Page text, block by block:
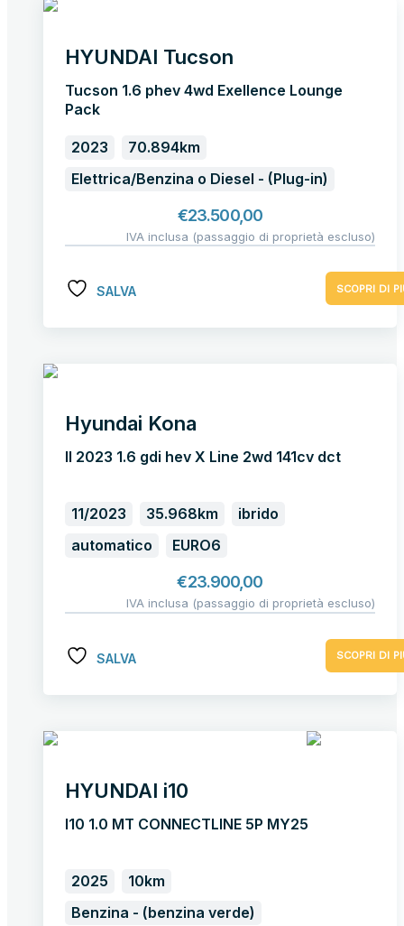
HYUNDAI Tucson
Tucson 1.6 phev 4wd Exellence Lounge
Pack
2023
70.894km
Elettrica/Benzina o Diesel - (Plug-in)
€23.500,00
IVA inclusa (passaggio di proprietà escluso)
SALVA SCOPRI DI
Hyundai Kona
II 2023 1.6 gdi hev X Line 2wd 141cv dct
11/2023 35.968km
ibrido
automatico
EURO6
€23.900,00
IVA inclusa (passaggio di proprietà escluso)
SALVA SCOPRI DI
HYUNDAI i10
I10 1.0 MT CONNECTLINE 5P MY25
2025
10km
Benzina - (benzina verde)